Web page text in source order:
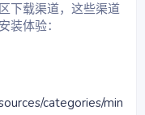
下载渠道，这些渠道
装体验：
categories/min